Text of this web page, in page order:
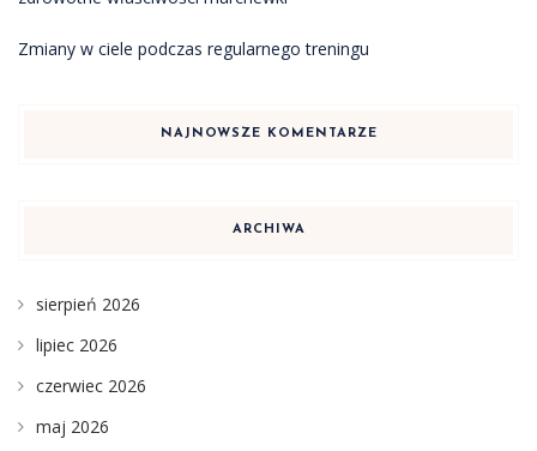
Zmiany w ciele podczas regularnego treningu
NAJNOWSZE KOMENTARZE
ARCHIWA
sierpień 2026
lipiec 2026
czerwiec 2026
maj 2026